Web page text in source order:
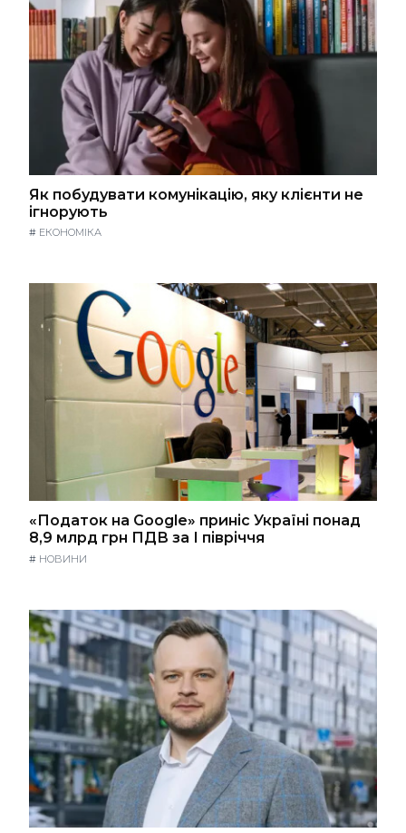
Як побудувати комунікацію, яку клієнти не
ігнорують
# ЕКОНОМІКА
«Податок на Google» приніс Україні понад
8,9 млрд грн ПДВ за І півріччя
# НОВИНИ